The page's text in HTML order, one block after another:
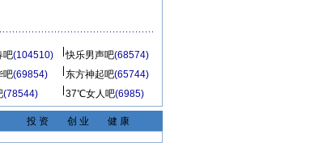
吧(104510) 快乐男声吧(68574)
吧(69854) 东方神起吧(65744)
(78544) 37℃女人吧(6985)
投 资 创 业 健 康